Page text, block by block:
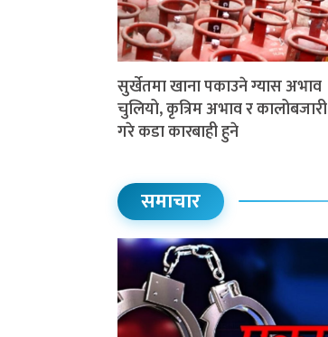
सुर्खेतमा खाना पकाउने ग्यास अभाव
चुलियो, कृत्रिम अभाव र कालोबजारी
गरे कडा कारबाही हुने
समाचार